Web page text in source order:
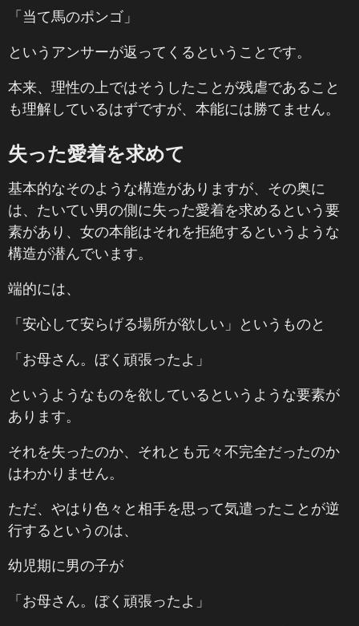
「当て馬のポンゴ」
というアンサーが返ってくるということです。
本来、理性の上ではそうしたことが残虐であること
も理解しているはずですが、本能には勝てません。
失った愛着を求めて
基本的なそのような構造がありますが、その奥に
は、たいてい男の側に失った愛着を求めるという要
素があり、女の本能はそれを拒絶するというような
構造が潜んでいます。
端的には、
「安心して安らげる場所が欲しい」というものと
「お母さん。ぼく頑張ったよ」
というようなものを欲しているというような要素が
あります。
それを失ったのか、それとも元々不完全だったのか
はわかりません。
ただ、やはり色々と相手を思って気遣ったことが逆
行するというのは、
幼児期に男の子が
「お母さん。ぼく頑張ったよ」